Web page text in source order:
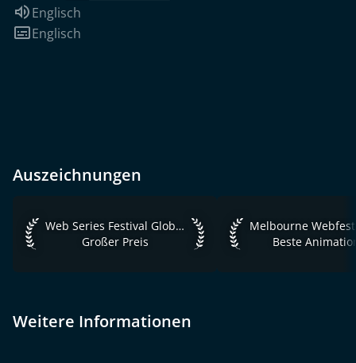
Sprache:
Englisch
Untertitel:
Englisch
Auszeichnungen
Web Series Festival Global 2019 Großer Preis
Web Series Festival Global 2019
Großer Preis
Melbourne Webfest
Melbourne
Beste
Weitere Informationen